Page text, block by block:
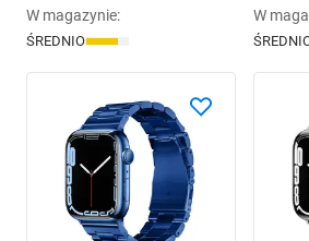
W magazynie:
ŚREDNIO
W